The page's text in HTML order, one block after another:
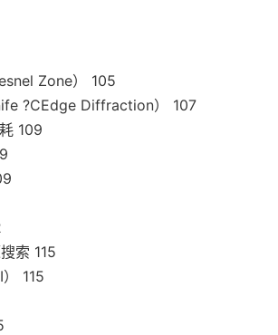
Zone） 105
?CEdge Diffraction） 107
109
索 115
115